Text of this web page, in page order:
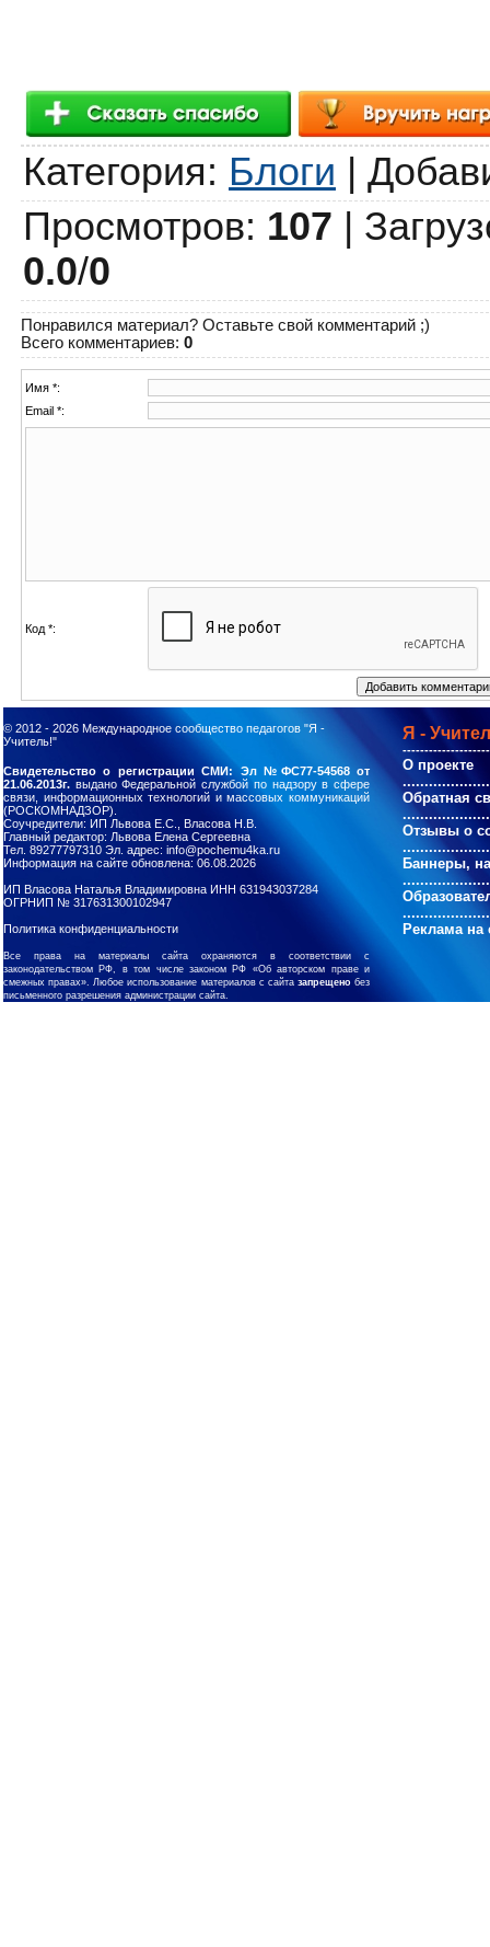
Категория: Блоги |
Просмотров: 107 |
0.0/0
Понравился материал? Оставьте свой комментарий ;)
Всего комментариев: 0
Имя *:
Email *:
Код *:
© 2012 - 2026 Международное сообщество педагогов "Я -
Учитель!"
Я -
О проекте
Обратная
Отзывы о
Баннеры,
Реклама на
Свидетельство о регистрации СМИ: Эл №ФС77-54568 от
21.06.2013г. выдано Федеральной службой по надзору в сфере
связи, информационных технологий и массовых коммуникаций
(РОСКОМНАДЗОР).
Соучредители: ИП Львова Е.С., Власова Н.В.
Главный редактор: Львова Елена Сергеевна
Тел. 89277797310 Эл. адрес: info@pochemu4ka.ru
Информация на сайте обновлена: 06.08.2026
ИП Власова Наталья Владимировна ИНН 631943037284
ОГРНИП № 317631300102947
Политика конфиденциальности
Все права на материалы сайта охраняются в соответствии с
законодательством РФ, в том числе законом РФ «Об авторском праве и
смежных правах». Любое использование материалов с сайта запрещенобез
письменного разрешения администрации сайта.